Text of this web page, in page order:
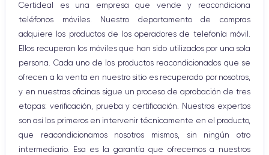
Botón Inicio
Bluetooth
WiFi
Red móvil
Vibración
Conector USB
Certideal es una empresa que vende y reacondiciona
teléfonos móviles. Nuestro departamento de compras
adquiere los productos de los operadores de telefonía móvil.
Ellos recuperan los móviles que han sido utilizados por una sola
persona. Cada uno de los productos reacondicionados que se
ofrecen a la venta en nuestro sitio es recuperado por nosotros,
y en nuestras oficinas sigue un proceso de aprobación de tres
etapas: verificación, prueba y certificación. Nuestros expertos
son así los primeros en intervenir técnicamente en el producto,
que reacondicionamos nosotros mismos, sin ningún otro
intermediario. Esa es la garantía que ofrecemos a nuestros